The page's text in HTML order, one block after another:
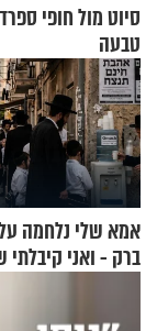
סיוט מול חופי
טבעה
אמא שלי נלחמה על
ברק - ואני